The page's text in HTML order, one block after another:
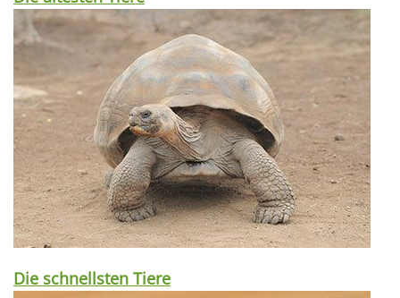
Die schnellsten Tiere